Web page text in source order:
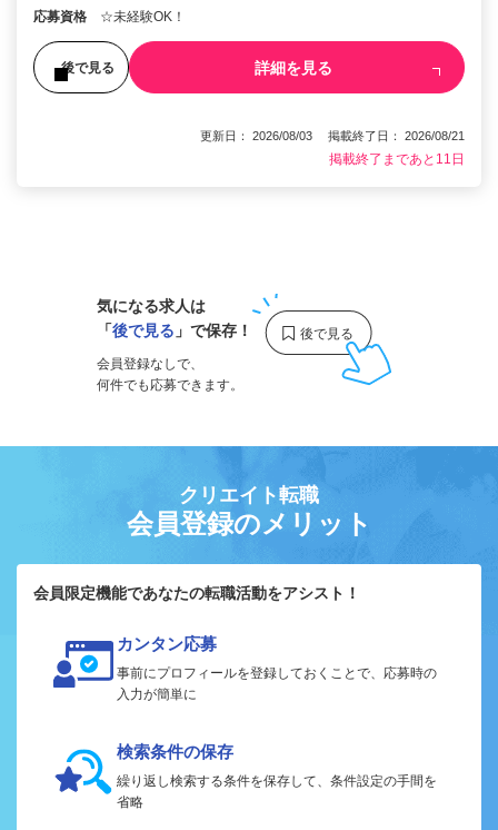
応募資格 ☆未経験OK！
後で見る 詳細を見る
更新日： 2026/08/03 掲載終了日： 2026/08/21
掲載終了まであと11日
気になる求人は
「後で見る 」で保存！
会員登録なしで、
何件でも応募できます。
クリエイト転職
会員登録のメリット
会員限定機能であなたの転職活動をアシスト！
カンタン応募
事前にプロフィールを登録しておくことで、応募時の
入力が簡単に
検索条件の保存
繰り返し検索する条件を保存して、条件設定の手間を
省略